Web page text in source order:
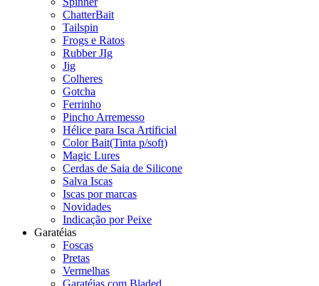
ChatterBait
Tailspin
Frogs e Ratos
Rubber JIg
Jig
Colheres
Gotcha
Ferrinho
Pincho Arremesso
Hélice para Isca Artificial
Color Bait(Tinta p/soft)
Magic Lures
Cerdas de Saia de Silicone
Salva Iscas
Iscas por marcas
Novidades
Indicação por Peixe
Garatéias
Foscas
Pretas
Vermelhas
Garatéias com Bladed